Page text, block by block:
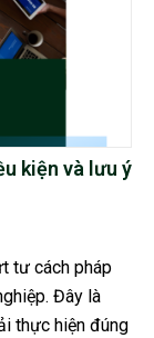
kiện và lưu ý
tư cách pháp
Đây là
thực hiện đúng